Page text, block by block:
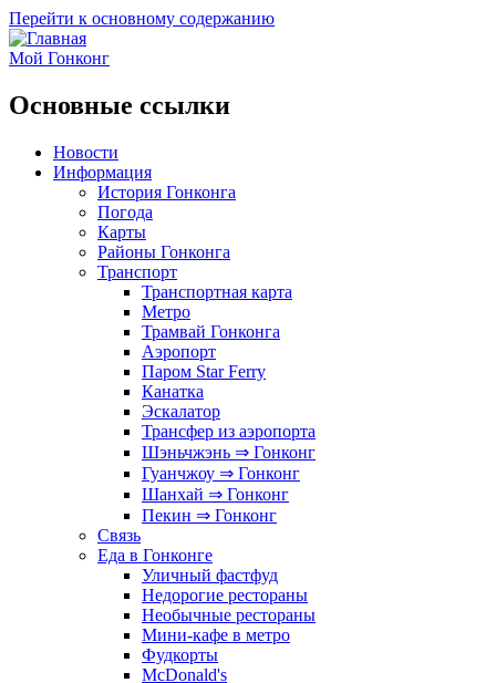
Перейти к основному содержанию
Мой Гонконг
Основные ссылки
Новости
Информация
История Гонконга
Погода
Карты
Районы Гонконга
Транспорт
Транспортная карта
Метро
Трамвай Гонконга
Аэропорт
Паром Star Ferry
Канатка
Эскалатор
Трансфер из аэропорта
Шэньчжэнь ⇒ Гонконг
Гуанчжоу ⇒ Гонконг
Шанхай ⇒ Гонконг
Пекин ⇒ Гонконг
Связь
Еда в Гонконге
Уличный фастфуд
Недорогие рестораны
Необычные рестораны
Мини-кафе в метро
Фудкорты
McDonald's